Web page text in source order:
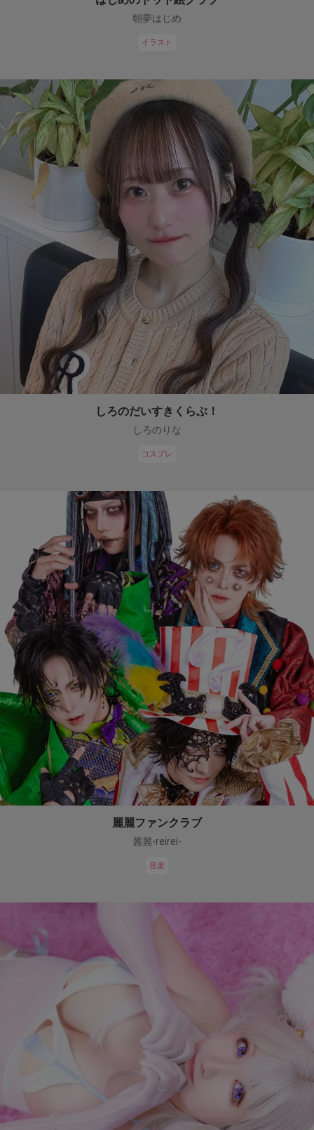
朝夢はじめ
イラスト
しろのだいすきくらぶ！
しろのりな
コスプレ
麗麗ファンクラブ
麗麗-reirei-
音楽